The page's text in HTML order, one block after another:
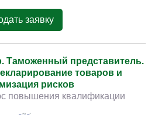
заявку
Таможенный представитель.
товаров и
рисков
повышения квалификации